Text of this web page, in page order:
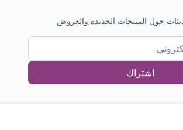
حول المنتجات الجديدة والعروض
اشتراك